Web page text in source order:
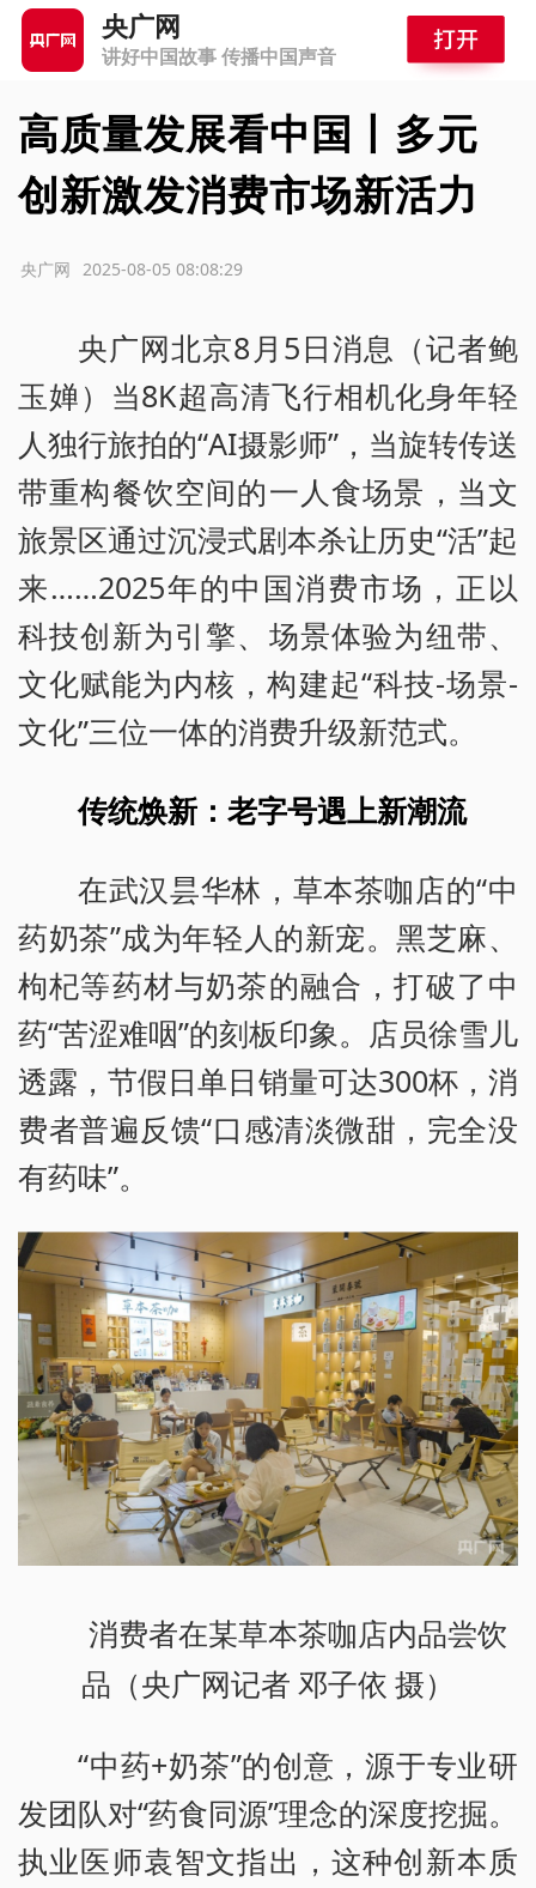
央广网
讲好中国故事 传播中国声音
高质量发展看中国丨多元
创新激发消费市场新活力
2025-08-05 08:08:29
央广网
央广网北京8月5日消息（记者鲍
玉婵）当8K超高清飞行相机化身年轻
人独行旅拍的“AI摄影师”，当旋转传送
带重构餐饮空间的一人食场景，当文
旅景区通过沉浸式剧本杀让历史“活”起
来……2025年的中国消费市场，正以
科技创新为引擎、场景体验为纽带、
文化赋能为内核，构建起“科技-场景-
文化”三位一体的消费升级新范式。
传统焕新：老字号遇上新潮流
在武汉昙华林，草本茶咖店的“中
药奶茶”成为年轻人的新宠。黑芝麻、
枸杞等药材与奶茶的融合，打破了中
药“苦涩难咽”的刻板印象。店员徐雪儿
透露，节假日单日销量可达300杯，消
费者普遍反馈“口感清淡微甜，完全没
有药味”。
消费者在某草本茶咖店内品尝饮
品（央广网记者 邓子依 摄）
“中药+奶茶”的创意，源于专业研
发团队对“药食同源”理念的深度挖掘。
执业医师袁智文指出，这种创新本质